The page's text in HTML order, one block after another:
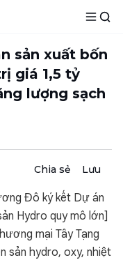
sản xuất bốn
giá 1,5 tỷ
lượng sạch
Chia sẻ Lưu
Đô ký kết Dự án
Hydro quy mô lớn]
mại Tây Tạng
sản hydro, oxy, nhiệt